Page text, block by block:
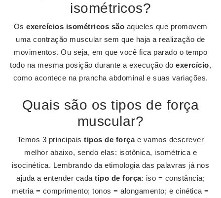
isométricos?
Os exercícios isométricos são aqueles que promovem
uma contração muscular sem que haja a realização de
movimentos. Ou seja, em que você fica parado o tempo
todo na mesma posição durante a execução do exercício,
como acontece na prancha abdominal e suas variações.
Quais são os tipos de força
muscular?
Temos 3 principaistipos de forçae vamos descrever
melhor abaixo, sendo elas: isotônica, isométrica e
isocinética. Lembrando da etimologia das palavras já nos
ajuda a entender cada tipo de força: iso = constância;
metria = comprimento; tonos = alongamento; e cinética =